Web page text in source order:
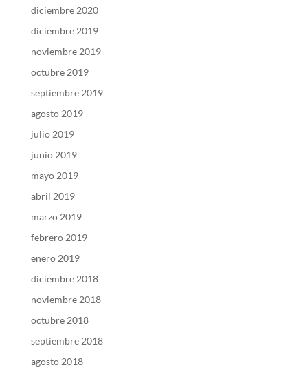
diciembre 2020
diciembre 2019
noviembre 2019
octubre 2019
septiembre 2019
agosto 2019
julio 2019
junio 2019
mayo 2019
abril 2019
marzo 2019
febrero 2019
enero 2019
diciembre 2018
noviembre 2018
octubre 2018
septiembre 2018
agosto 2018